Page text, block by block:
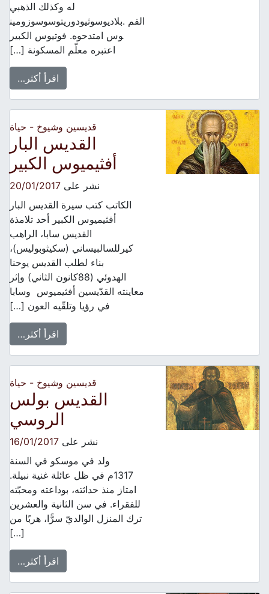
له وكذلك الذهبي
الفم .بلاديوسوثيودوريتوسوسوزومين
وس امتدحوه. فوتيوس الكبير
اعتبره معلّم المسكونة […]
اقرأ أكثر…
قديسين وشيوخ - حياة
القديس البار
أفثيميوس الكبير‎
نشر على20/01/2017
الكاتب كتب سيرة القديس البار
أفثيميوس الكبير أحد تلامذة
القديس سابا، ‏الراهب
كيرللسالبيساني (سكيثوبوليس)،
بناء لطلب القديس يوحنا
الهدوئي (88كانون الثاني) وإثر
معاينته القدّيسين أفثيميوس وسابا
في رؤيا وتلقّيه العون […]
اقرأ أكثر…
قديسين وشيوخ - حياة
القديس بولس
الروسي
نشر على16/01/2017
ولد في موسكو في السنة
1317م في ظل عائلة غنية نبيلة.
امتاز منذ حداثته، بوداعته ومحبّته
للفقراء. في سن الثانية والعشرين
ترك المنزل الوالديّ سرًّا، هربًا من
[…]
اقرأ أكثر…